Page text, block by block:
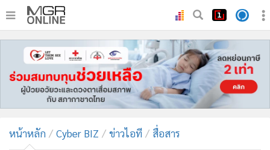
หน้าหลัก
ทันเหตุการณ์
• ภาคใต้
• บันเทิง
หน้าหลัก Cyber BIZ ข่าวไอที สื่อสาร